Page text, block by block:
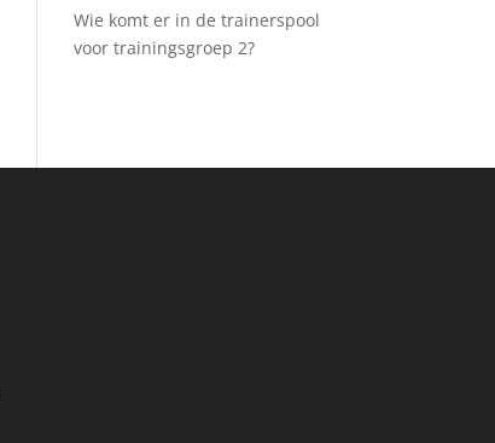
Wie komt er in de trainerspool
voor trainingsgroep 2?